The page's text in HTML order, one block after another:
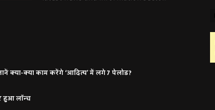
क्या-क्या काम करेंगे ‘आदित्य’ में लगे 7 पेलोड?
हुआ लॉन्च